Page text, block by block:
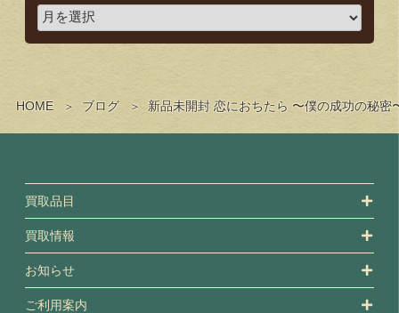
HOME ブログ 新品未開封 恋におちたら 〜僕の成功の秘
買取品目
買取情報
お知らせ
ご利用案内